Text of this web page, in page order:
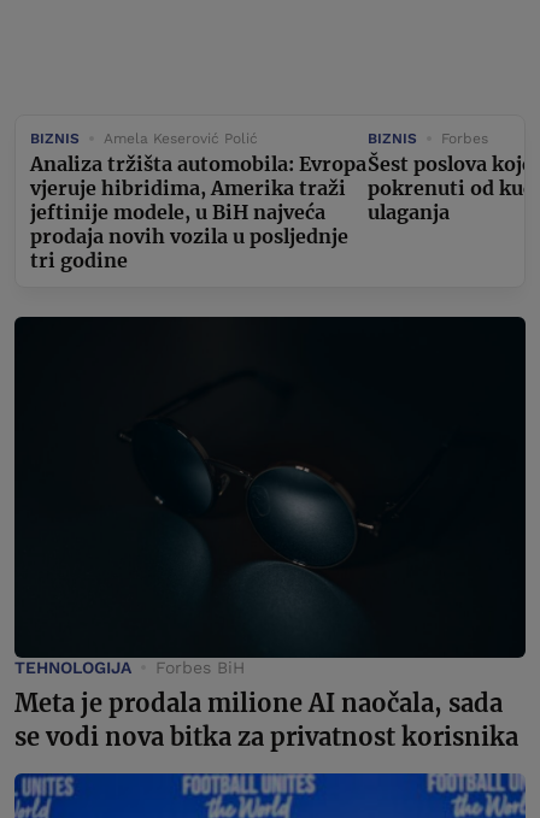
BIZNIS Amela Keserović Polić
Analiza tržišta automobila: Evropa
vjeruje hibridima, Amerika traži
jeftinije modele, u BiH najveća
prodaja novih vozila u posljednje
tri godine
BIZNIS Forbes
Šest poslova
pokrenuti od
ulaganja
TEHNOLOGIJA Forbes BiH
Meta je prodala milione AI naočala, sada
se vodi nova bitka za privatnost korisnika